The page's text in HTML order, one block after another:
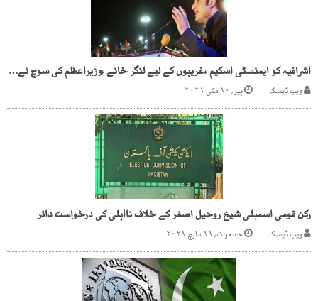
اشرافیہ کو ایمنسٹی اسکیم ،غریبوں کے لیے لنگر خانے ،وزیراعظم کی سوچ نے ملک کوتباہ کر دیا ، بلاول بھٹو
ویب ڈیسک پیر, ۱۰ مئی ۲۰۲۱
رکن قومی اسمبلی شیخ روحیل اصغر کے خلاف نااہلی کی درخواست دائر
ویب ڈیسک جمعرات, ۱۱ مارچ ۲۰۲۱